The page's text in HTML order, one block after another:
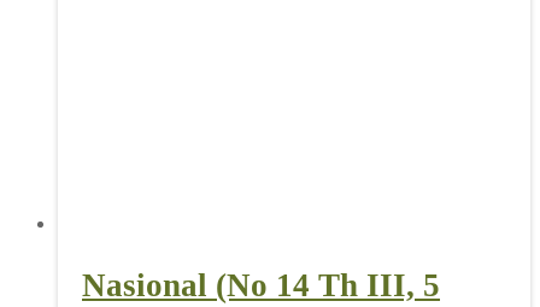
Nasional (No 14 Th III, 5